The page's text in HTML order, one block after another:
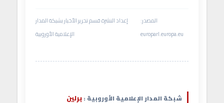
المصدر:
europarl.europa.eu
إعداد النشرة قسم تحرير الأخبار بشبكة المدار
الإعلامية الأوروبية
شبكة المدار الإعلامية الأوروبية :برلين